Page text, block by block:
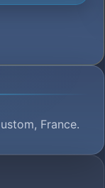
France.